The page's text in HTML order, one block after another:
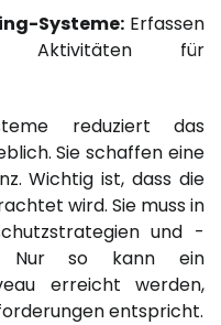
Systeme: Erfassen
Aktivitäten für
reduziert das
Sie schaffen eine
Wichtig ist, dass die
wird. Sie muss in
und -
Nur so kann ein
erreicht werden,
entspricht.